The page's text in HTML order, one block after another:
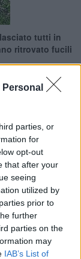
parties, or
for
opt-out
that after your
seeing
utilized by
prior to
further
parties on the
may
IAB’s List of
tutti in
ritrovato fucili
ma il contenuto
ladri. Per
Durante uno
diSan
cassaforte per
un pugnale
perpetrato